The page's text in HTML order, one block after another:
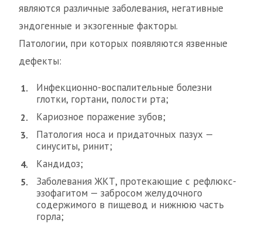
являются различные заболевания, негативные
эндогенные и экзогенные факторы.
Патологии, при которых появляются язвенные
дефекты:
Инфекционно-воспалительные болезни
глотки, гортани, полости рта;
Кариозное поражение зубов;
Патология носа и придаточных пазух —
синуситы, ринит;
Кандидоз;
Заболевания ЖКТ, протекающие с рефлюкс-
эзофагитом — забросом желудочного
содержимого в пищевод и нижнюю часть
горла;